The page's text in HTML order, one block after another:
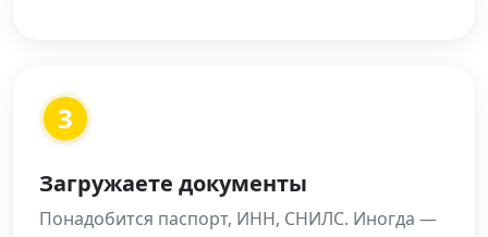
3
Загружаете документы
Понадобится паспорт, ИНН, СНИЛС. Иногда —